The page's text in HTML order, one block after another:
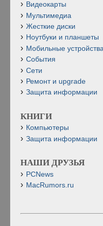
Видеокарты
Мультимедиа
Жесткие диски
Ноутбуки и планшеты
Мобильные устройства
События
Сети
Ремонт и upgrade
Защита информации
КНИГИ
Компьютеры
Защита информации
НАШИ ДРУЗЬЯ
PCNews
MacRumors.ru